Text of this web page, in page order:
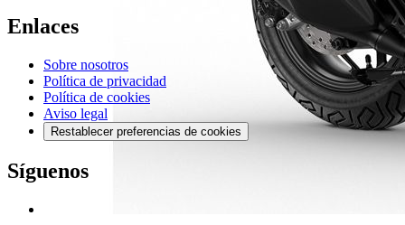
Enlaces
Sobre nosotros
Política de privacidad
Política de cookies
Aviso legal
Restablecer preferencias de cookies
Síguenos